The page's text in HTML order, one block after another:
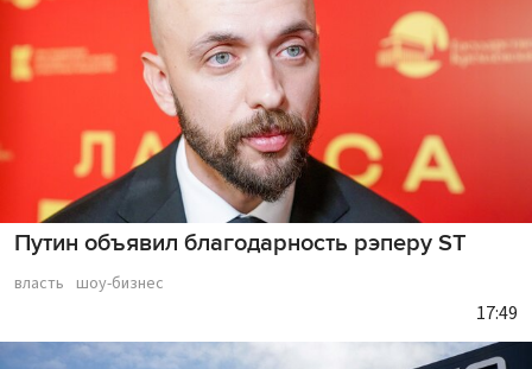
Путин объявил благодарность рэперу ST
власть шоу-бизнес
17:49